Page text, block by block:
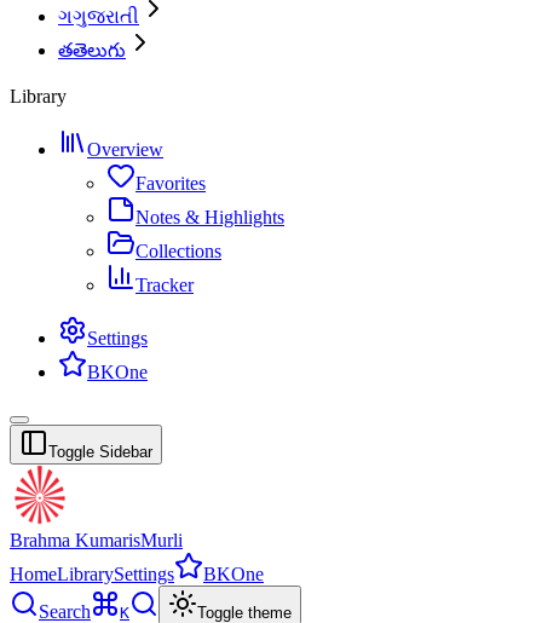
ગગુજરાતી
తతెలుగు
Library
Overview
Favorites
Notes & Highlights
Collections
Tracker
Settings
BKOne
Toggle Sidebar
Brahma KumarisMurli
HomeLibrarySettings
BKOne
Search
K Toggle theme